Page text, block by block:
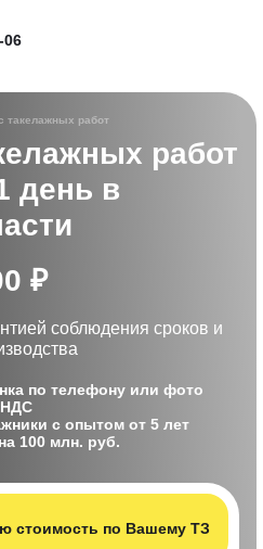
06
такелажных работ
работ
день в
₽
соблюдения сроков и
по телефону или фото
НДС
с опытом от 5 лет
100 млн. руб.
стоимость по Вашему ТЗ